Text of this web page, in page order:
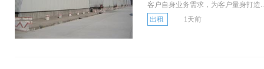
客户自身业务需求，为客户量身打造
出租
1天前